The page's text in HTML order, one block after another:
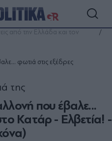
από την Ελλάδα και τον
φωτιά στις εξέδρες
που έβαλε...
Κατάρ - Ελβετία! -
της